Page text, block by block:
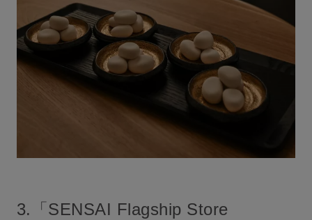
3.「SENSAI Flagship Store